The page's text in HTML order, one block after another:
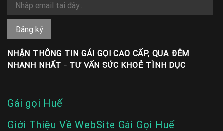
NHẬN THÔNG TIN GÁI GỌI CAO CẤP, QUA ĐÊM
NHANH NHẤT - TƯ VẤN SỨC KHOẺ TÌNH DỤC
Gái gọi Huế
Giới Thiệu Về WebSite Gái Gọi Huế